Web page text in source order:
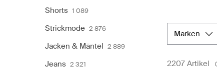
Shorts 1 089
Strickmode 2 876
Jacken & Mäntel 2 889
Jeans 2 321
marken
2207 Artikel